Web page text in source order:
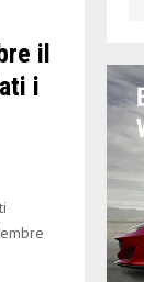
il
i